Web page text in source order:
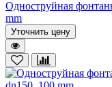
Одноструйная
mm
Уточнить цену